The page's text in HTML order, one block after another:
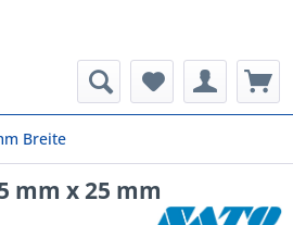
Breite
mm x 25 mm